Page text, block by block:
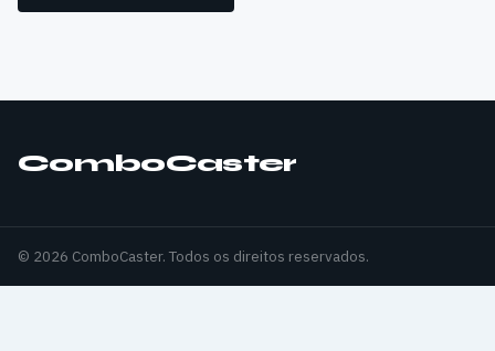
ComboCaster
© 2026 ComboCaster. Todos os direitos reservados.